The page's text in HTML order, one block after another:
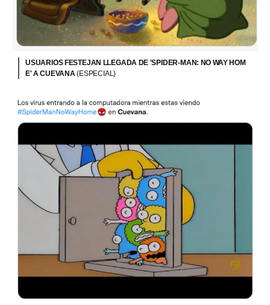
USUARIOS FESTEJAN LLEGADA DE 'SPIDER-MAN: NO WAY HOM
E' A CUEVANA(ESPECIAL)